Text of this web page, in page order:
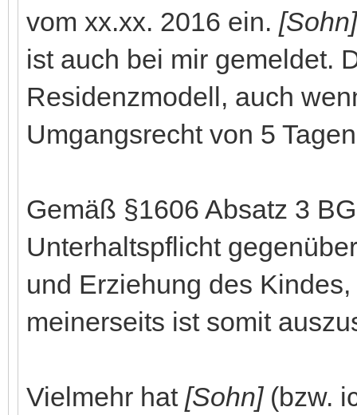
vom xx.xx. 2016 ein. [Sohn]
ist auch bei mir gemeldet.
Residenzmodell, auch
Umgangsrecht von 5
Gemäß §1606 Absatz 3
Unterhaltspflicht
und Erziehung des
meinerseits ist somit
Vielmehr hat [Sohn](bzw.